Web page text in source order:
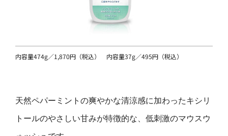
内容量474g／1,870円（税込） 内容量37g／495円（税込）
天然ペパーミントの爽やかな清涼感に加わったキシリ
トールのやさしい甘みが特徴的な、低刺激のマウスウ